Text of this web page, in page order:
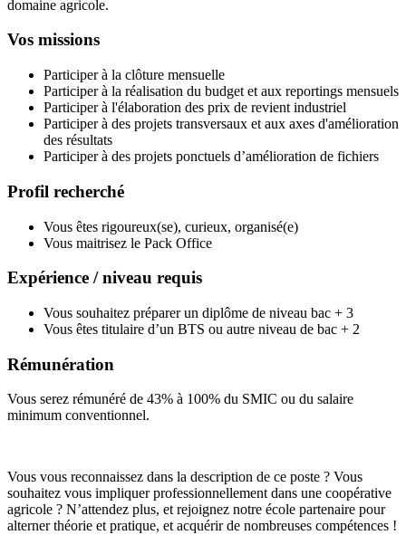
domaine agricole.
Vos missions
Participer à la clôture mensuelle
Participer à la réalisation du budget et aux reportings mensuels
Participer à l'élaboration des prix de revient industriel
Participer à des projets transversaux et aux axes d'amélioration
des résultats
Participer à des projets ponctuels d’amélioration de fichiers
Profil recherché
Vous êtes rigoureux(se), curieux, organisé(e)
Vous maitrisez le Pack Office
Expérience / niveau requis
Vous souhaitez préparer un diplôme de niveau bac + 3
Vous êtes titulaire d’un BTS ou autre niveau de bac + 2
Rémunération
Vous serez rémunéré de 43% à 100% du SMIC ou du salaire
minimum conventionnel.
Vous vous reconnaissez dans la description de ce poste ? Vous
souhaitez vous impliquer professionnellement dans une coopérative
agricole ? N’attendez plus, et rejoignez notre école partenaire pour
alterner théorie et pratique, et acquérir de nombreuses compétences !